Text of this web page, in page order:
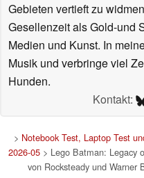
Gebieten vertieft zu
Gesellenzeit als Gold-und
Medien und Kunst. In
Musik und verbringe viel
Hunden.
Kontakt:
> Notebook Test, Laptop Test
2026-05> Lego Batman: Legacy
von Rocksteady und